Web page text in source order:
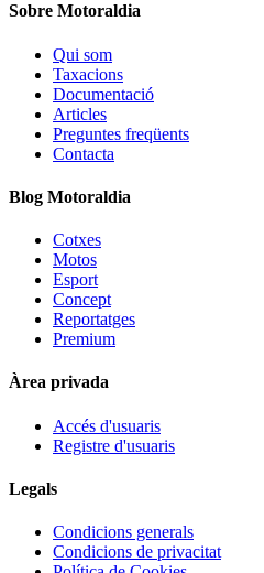
Sobre Motoraldia
Qui som
Taxacions
Documentació
Articles
Preguntes freqüents
Contacta
Blog Motoraldia
Cotxes
Motos
Esport
Concept
Reportatges
Premium
Àrea privada
Accés d'usuaris
Registre d'usuaris
Legals
Condicions generals
Condicions de privacitat